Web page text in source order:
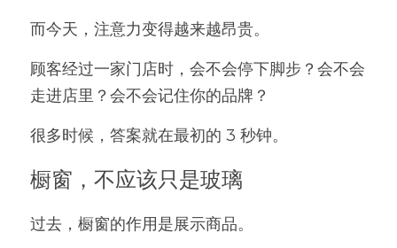
而今天，注意力变得越来越昂贵。
顾客经过一家门店时，会不会停下脚步？会不会
走进店里？会不会记住你的品牌？
很多时候，答案就在最初的 3 秒钟。
橱窗，不应该只是玻璃
过去，橱窗的作用是展示商品。